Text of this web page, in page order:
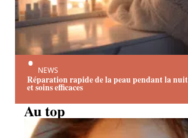
NEWS
Réparation rapide de la peau pendant la
et soins efficaces
Au top